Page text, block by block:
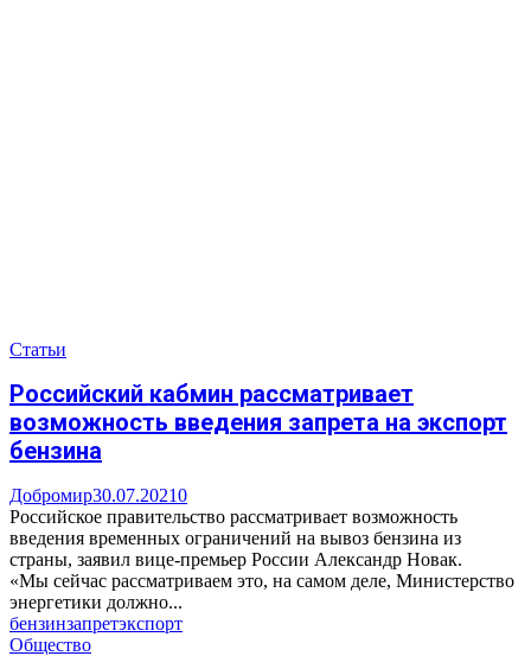
Статьи
Российский кабмин рассматривает
возможность введения запрета на экспорт
бензина
Добромир30.07.20210
Российское правительство рассматривает возможность
введения временных ограничений на вывоз бензина из
страны, заявил вице-премьер России Александр Новак.
«Мы сейчас рассматриваем это, на самом деле, Министерство
энергетики должно...
бензинзапретэкспорт
Общество